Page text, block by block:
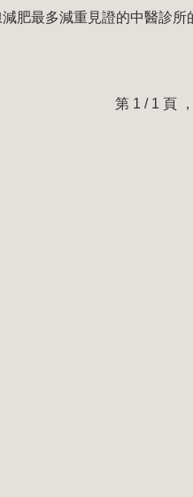
肥最多減重見證的中醫診所
第 1 / 1